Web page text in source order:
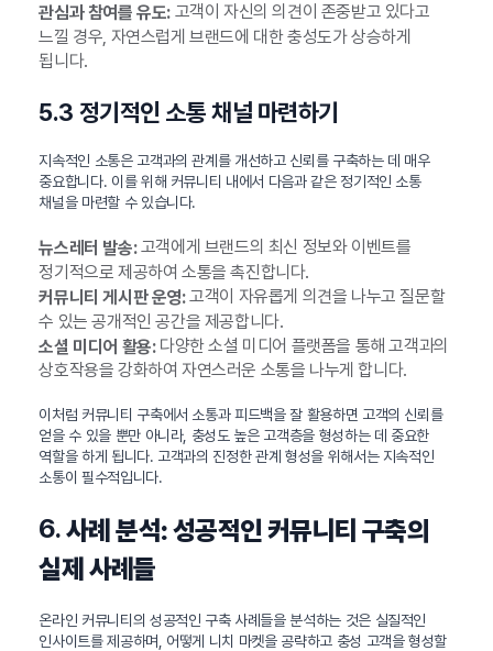
관심과 참여를 유도:고객이 자신의 의견이 존중받고 있다고
느낄 경우, 자연스럽게 브랜드에 대한 충성도가 상승하게
됩니다.
5.3 정기적인 소통 채널 마련하기
지속적인 소통은 고객과의 관계를 개선하고 신뢰를 구축하는 데 매우
중요합니다. 이를 위해 커뮤니티 내에서 다음과 같은 정기적인 소통
채널을 마련할 수 있습니다.
뉴스레터 발송:고객에게 브랜드의 최신 정보와 이벤트를
정기적으로 제공하여 소통을 촉진합니다.
커뮤니티 게시판 운영:고객이 자유롭게 의견을 나누고 질문할
수 있는 공개적인 공간을 제공합니다.
소셜 미디어 활용:다양한 소셜 미디어 플랫폼을 통해 고객과의
상호작용을 강화하여 자연스러운 소통을 나누게 합니다.
이처럼 커뮤니티 구축에서 소통과 피드백을 잘 활용하면 고객의 신뢰를
얻을 수 있을 뿐만 아니라, 충성도 높은 고객층을 형성하는 데 중요한
역할을 하게 됩니다. 고객과의 진정한 관계 형성을 위해서는 지속적인
소통이 필수적입니다.
6.사례 분석: 성공적인 커뮤니티 구축의
실제 사례들
온라인 커뮤니티의 성공적인 구축 사례들을 분석하는 것은 실질적인
인사이트를 제공하며, 어떻게 니치 마켓을 공략하고 충성 고객을 형성할